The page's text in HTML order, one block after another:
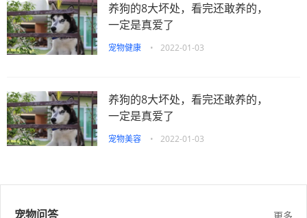
养狗的8大坏处，看完还敢养的，
一定是真爱了
宠物健康 • 2022-01-03
养狗的8大坏处，看完还敢养的，
一定是真爱了
宠物美容 • 2022-01-03
宠物问答